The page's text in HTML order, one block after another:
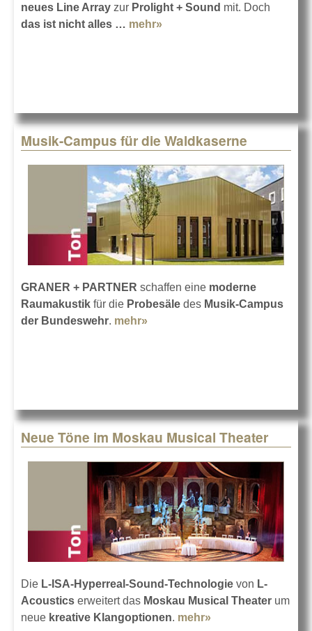
neues Line Array zur Prolight + Sound mit. Doch
das ist nicht alles … mehr»
Musik-Campus für die Waldkaserne
GRANER + PARTNER schaffen eine moderne
Raumakustik für die Probesäle des Musik-Campus
der Bundeswehr. mehr»
Neue Töne im Moskau Musical Theater
Die L-ISA-Hyperreal-Sound-Technologie von L-
Acoustics erweitert das Moskau Musical Theater um
neue kreative Klangoptionen. mehr»